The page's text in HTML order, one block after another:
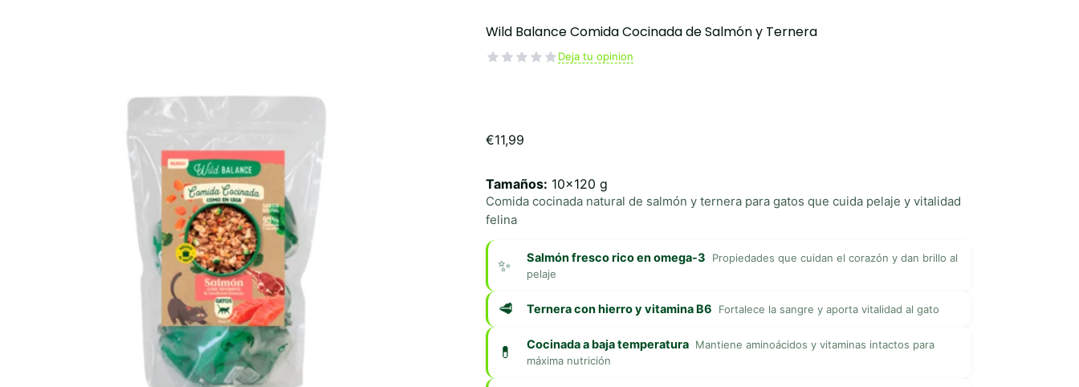
Wild Balance Comida Cocinada de Salmón y Ternera
Deja tu opinion
€11,99
Tamaños: 10x120 g
Comida cocinada natural de salmón y ternera para gatos que cuida pelaje y vitalidad
felina
Salmón fresco rico en omega-3
Propiedades que cuidan el corazón y dan brillo al
pelaje
Ternera con hierro y vitamina B6 Fortalece la sangre y aporta vitalidad al gato
Cocinada a baja temperatura Mantiene aminoácidos y vitaminas intactos para
máxima nutrición